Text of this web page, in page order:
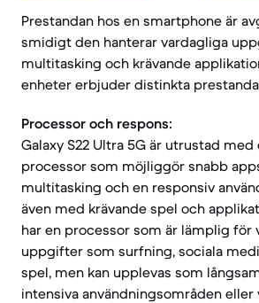
Prestandan hos en smartphone är
smidigt den hanterar vardagliga
multitasking och krävande
enheter erbjuder distinkta
Processor och respons:
Galaxy S22 Ultra 5G är utrustad
processor som möjliggör snabb
multitasking och en responsiv
även med krävande spel och
har en processor som är lämplig för
uppgifter som surfning, sociala
spel, men kan upplevas som
intensiva användningsområden